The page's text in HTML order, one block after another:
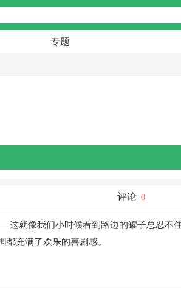
专题
评论 0
这就像我们小时候看到路边的罐子总忍不
充满了欢乐的喜剧感。